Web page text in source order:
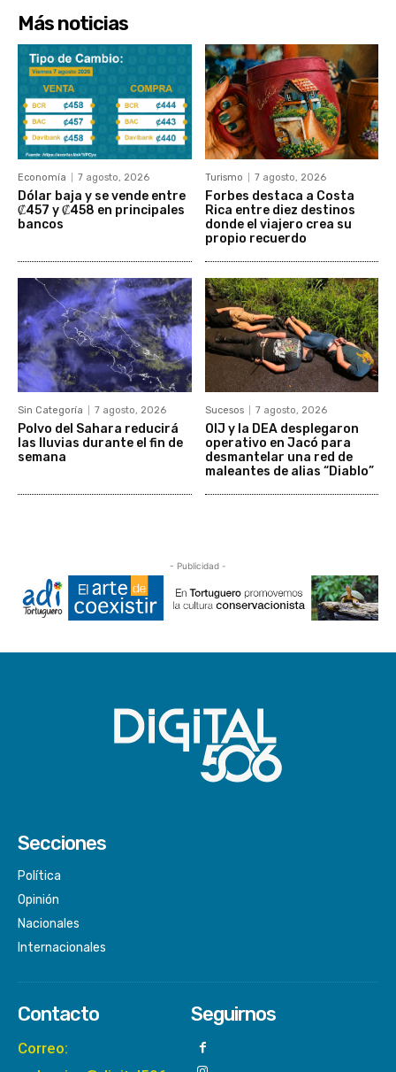
Más noticias
Economía 7 agosto, 2026
Dólar baja y se vende entre
₡457 y ₡458 en principales
bancos
Turismo 7 agosto, 2026
Forbes destaca a Costa
Rica entre diez destinos
donde el viajero crea su
propio recuerdo
Sin Categoría 7 agosto, 2026
Polvo del Sahara reducirá
las lluvias durante el fin de
semana
Sucesos 7 agosto, 2026
OIJ y la DEA desplegaron
operativo en Jacó para
desmantelar una red de
maleantes de alias “Diablo”
- Publicidad -
Secciones
Política
Opinión
Nacionales
Internacionales
Contacto
Correo:
Seguirnos